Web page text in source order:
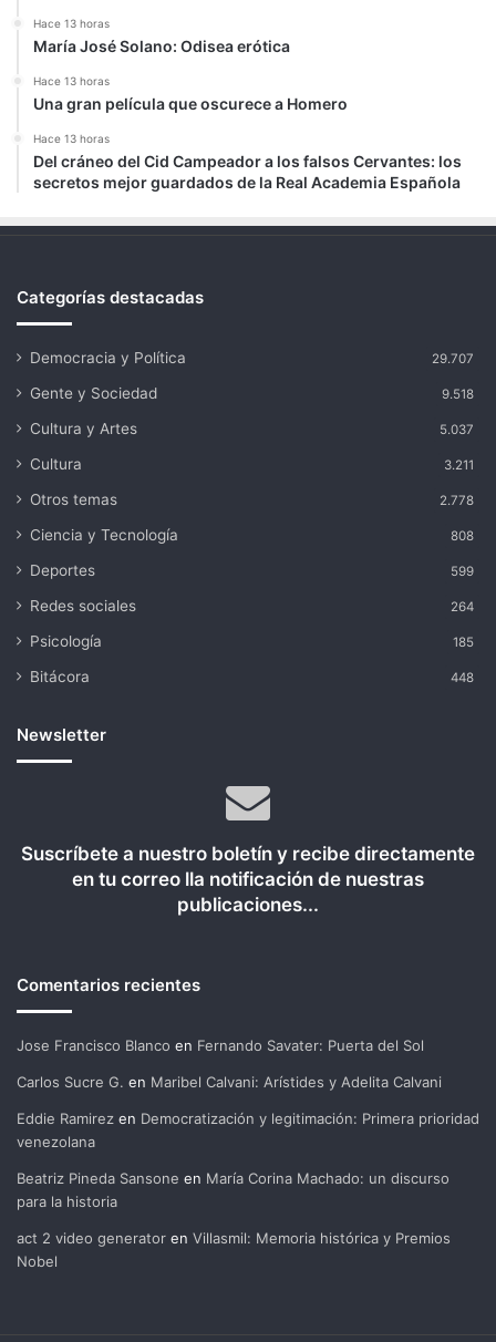
Hace 13 horas
María José Solano: Odisea erótica
Hace 13 horas
Una gran película que oscurece a Homero
Hace 13 horas
Del cráneo del Cid Campeador a los falsos Cervantes: los
secretos mejor guardados de la Real Academia Española
Categorías destacadas
Democracia y Política 29.707
Gente y Sociedad 9.518
Cultura y Artes 5.037
Cultura 3.211
Otros temas 2.778
Ciencia y Tecnología 808
Deportes 599
Redes sociales 264
Psicología 185
Bitácora 448
Newsletter
Suscríbete a nuestro boletín y recibe directamente
en tu correo lla notificación de nuestras
publicaciones...
Comentarios recientes
Jose Francisco Blanco en Fernando Savater: Puerta del Sol
Carlos Sucre G. en Maribel Calvani: Arístides y Adelita Calvani
Eddie Ramirez en Democratización y legitimación: Primera prioridad
venezolana
Beatriz Pineda Sansone en María Corina Machado: un discurso
para la historia
act 2 video generator en Villasmil: Memoria histórica y Premios
Nobel